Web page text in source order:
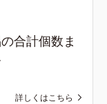
合計個数ま
詳しくはこちら